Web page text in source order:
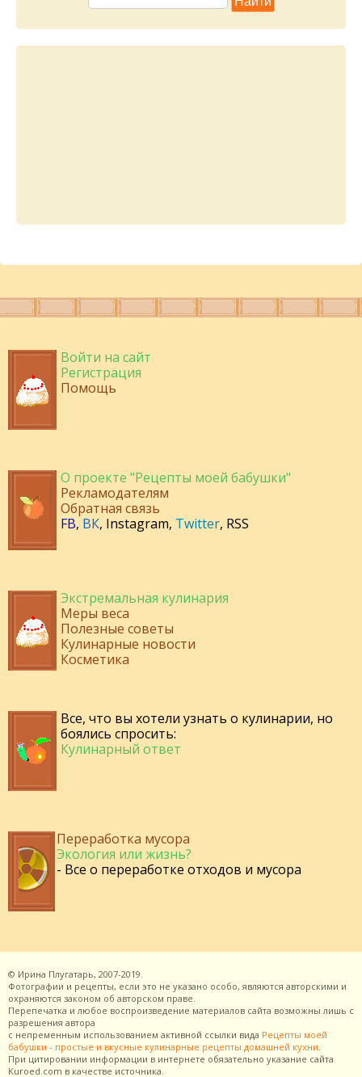
Войти на сайт
Регистрация
Помощь
О проекте "Рецепты моей бабушки"
Рекламодателям
Обратная связь
FB, ВК, Instagram, Twitter, RSS
Экстремальная кулинария
Меры веса
Полезные советы
Кулинарные новости
Косметика
Все, что вы хотели узнать о кулинарии, но
боялись спросить:
Кулинарный ответ
Переработка мусора
Экология или жизнь?
- Все о переработке отходов и мусора
© Ирина Плугатарь, 2007-2019.
Фотографии и рецепты, если это не указано особо, являются авторскими и
охраняются законом об авторском праве.
Перепечатка и любое воспроизведение материалов сайта возможны лишь с
разрешения автора
с непременным использованием активной ссылки вида Рецепты моей
бабушки - простые и вкусные кулинарные рецепты домашней кухни.
При цитировании информации в интернете обязательно указание сайта
Kuroed.com в качестве источника.